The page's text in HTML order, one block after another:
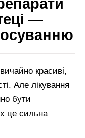
—
красиві,
Але лікування
бути
це сильна